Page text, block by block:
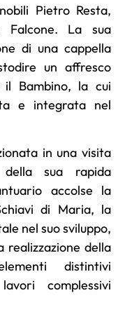
Pietro Resta,
Falcone. La sua
di una cappella
un affresco
il Bambino, la cui
e integrata nel
in una visita
della sua rapida
accolse la
di Maria, la
nel suo sviluppo,
realizzazione della
distintivi
complessivi